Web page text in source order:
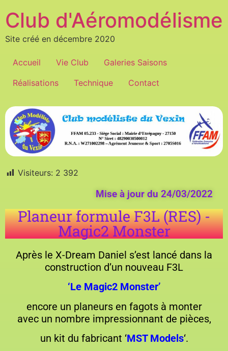
Club d'Aéromodélisme
Site créé en décembre 2020
Accueil Vie Club
Galeries Saisons
Réalisations
Technique Contact
Visiteurs: 2 392
Mise à jour du 24/03/2022
Planeur formule F3L (RES) -
Magic2 Monster
Après le X-Dream Daniel s’est lancé dans la
construction d’un nouveau F3L
‘Le Magic2 Monster’
encore un planeurs en fagots à monter
avec un nombre impressionnant de pièces,
un kit du fabricant ‘MST Models‘.